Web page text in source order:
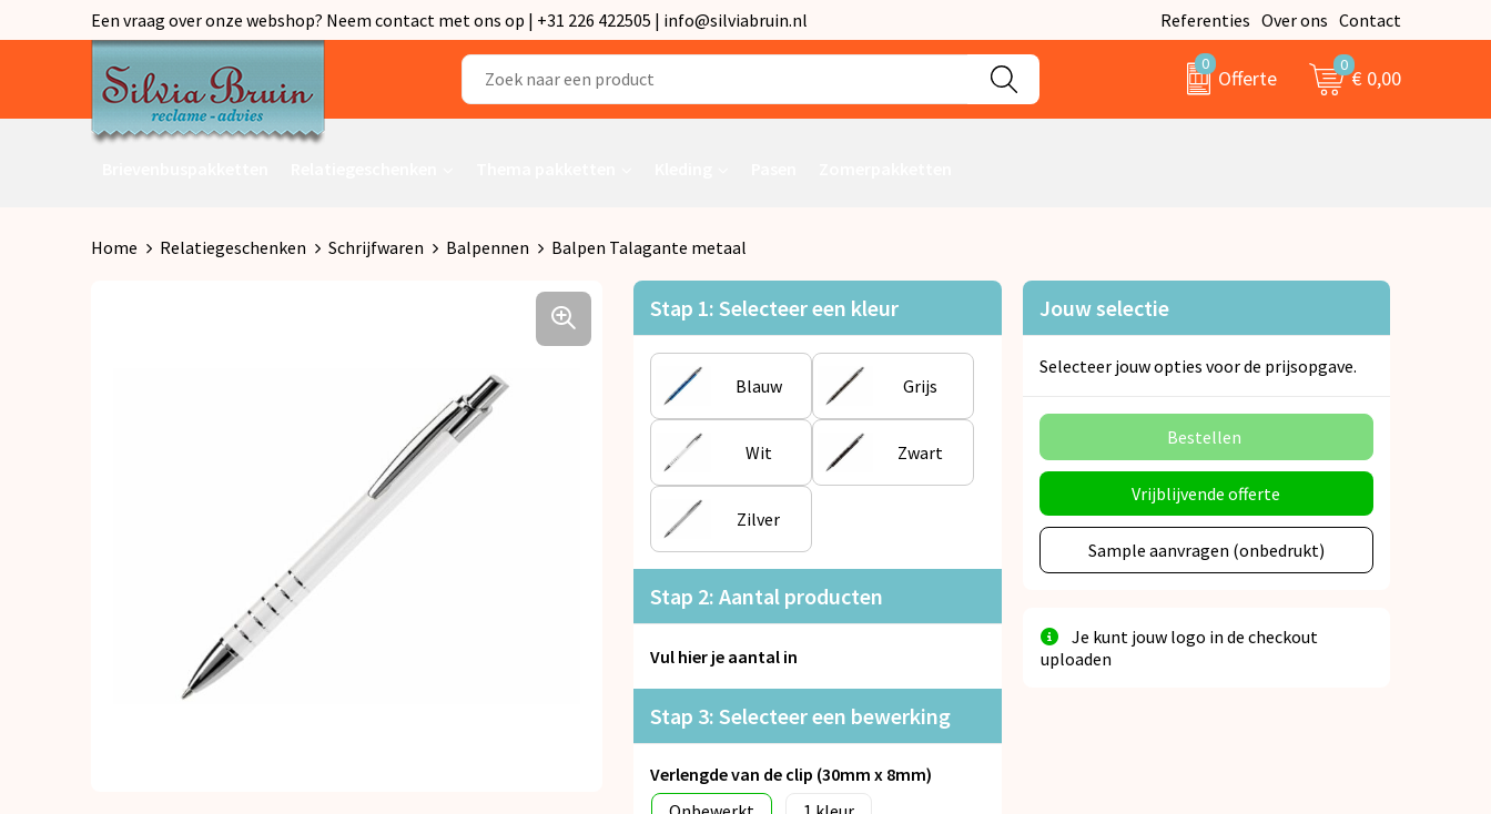
Een vraag over onze webshop? Neem contact met ons op | +31 226 422505 | info@silviabruin.nl Referenties Over ons Contact
0
Offerte
0
€ 0,00
Home Relatiegeschenken Schrijfwaren Balpennen Balpen Talagante metaal
Stap 1: Selecteer een kleur
Blauw Grijs
Wit Zwart
Zilver
Stap 2: Aantal producten
Vul hier je aantal in
Stap 3: Selecteer een bewerking
Verlengde van de clip (30mm x 8mm)
Jouw selectie
Selecteer jouw opties voor de prijsopgave.
Bestellen
Vrijblijvende offerte
Sample aanvragen (onbedrukt)
Je kunt jouw logo in de checkout
uploaden